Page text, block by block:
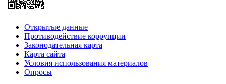
Открытые данные
Противодействие коррупции
Законодательная карта
Карта сайта
Условия использования материалов
Опросы